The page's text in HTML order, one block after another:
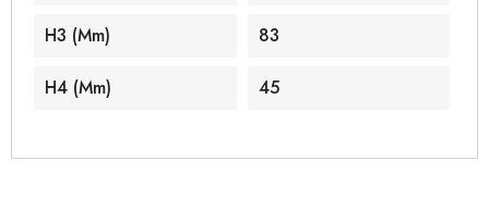
H3 (mm) 83
H4 (mm) 45